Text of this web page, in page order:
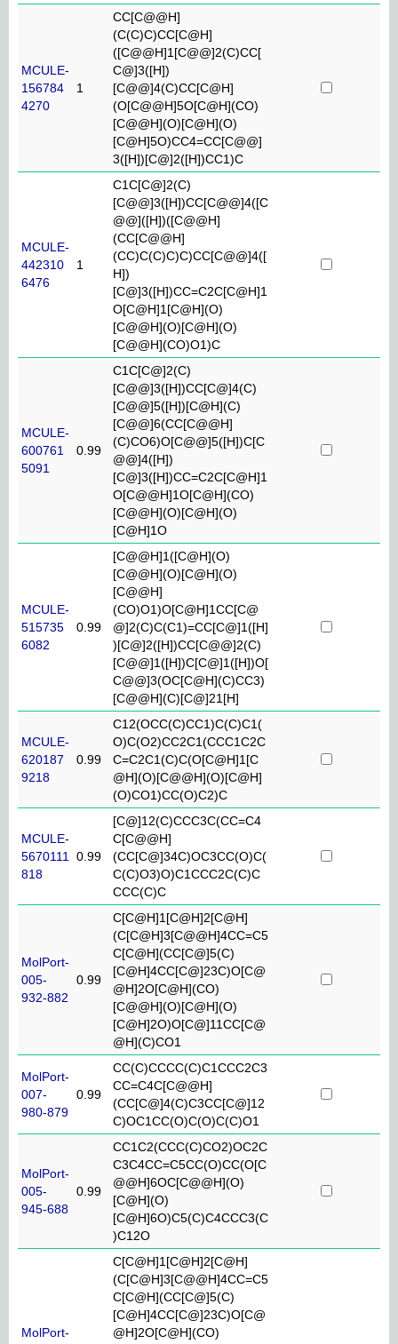
MCULE-
156784
4270
1
CC[C@@H]
(C(C)C)CC[C@H]
([C@@H]1[C@@]2(C)CC[
C@]3([H])
[C@@]4(C)CC[C@H]
(O[C@@H]5O[C@H](CO)
[C@@H](O)[C@H](O)
[C@H]5O)CC4=CC[C@@]
3([H])[C@]2([H])CC1)C
MCULE-
442310
6476
1
C1C[C@]2(C)
[C@@]3([H])CC[C@@]4([C
@@]([H])([C@@H]
(CC[C@@H]
(CC)C(C)C)C)CC[C@@]4([
H])
[C@]3([H])CC=C2C[C@H]1
O[C@H]1[C@H](O)
[C@@H](O)[C@H](O)
[C@@H](CO)O1)C
MCULE-
600761
5091
0.99
C1C[C@]2(C)
[C@@]3([H])CC[C@]4(C)
[C@@]5([H])[C@H](C)
[C@@]6(CC[C@@H]
(C)CO6)O[C@@]5([H])C[C
@@]4([H])
[C@]3([H])CC=C2C[C@H]1
O[C@@H]1O[C@H](CO)
[C@@H](O)[C@H](O)
[C@H]1O
MCULE-
515735
6082
0.99
[C@@H]1([C@H](O)
[C@@H](O)[C@H](O)
[C@@H]
(CO)O1)O[C@H]1CC[C@
@]2(C)C(C1)=CC[C@]1([H]
)[C@]2([H])CC[C@@]2(C)
[C@@]1([H])C[C@]1([H])O[
C@@]3(OC[C@H](C)CC3)
[C@@H](C)[C@]21[H]
MCULE-
620187
9218
0.99
C12(OCC(C)CC1)C(C)C1(
O)C(O2)CC2C1(CCC1C2C
C=C2C1(C)C(O[C@H]1[C
@H](O)[C@@H](O)[C@H]
(O)CO1)CC(O)C2)C
MCULE-
5670111
818
0.99
[C@]12(C)CCC3C(CC=C4
C[C@@H]
(CC[C@]34C)OC3CC(O)C(
C(C)O3)O)C1CCC2C(C)C
CCC(C)C
MolPort-
005-
932-882
0.99
C[C@H]1[C@H]2[C@H]
(C[C@H]3[C@@H]4CC=C5
C[C@H](CC[C@]5(C)
[C@H]4CC[C@]23C)O[C@
@H]2O[C@H](CO)
[C@@H](O)[C@H](O)
[C@H]2O)O[C@]11CC[C@
@H](C)CO1
MolPort-
007-
980-879
0.99
CC(C)CCCC(C)C1CCC2C3
CC=C4C[C@@H]
(CC[C@]4(C)C3CC[C@]12
C)OC1CC(O)C(O)C(C)O1
MolPort-
005-
945-688
0.99
CC1C2(CCC(C)CO2)OC2C
C3C4CC=C5CC(O)CC(O[C
@@H]6OC[C@@H](O)
[C@H](O)
[C@H]6O)C5(C)C4CCC3(C
)C12O
MolPort-
C[C@H]1[C@H]2[C@H]
(C[C@H]3[C@@H]4CC=C5
C[C@H](CC[C@]5(C)
[C@H]4CC[C@]23C)O[C@
@H]2O[C@H](CO)